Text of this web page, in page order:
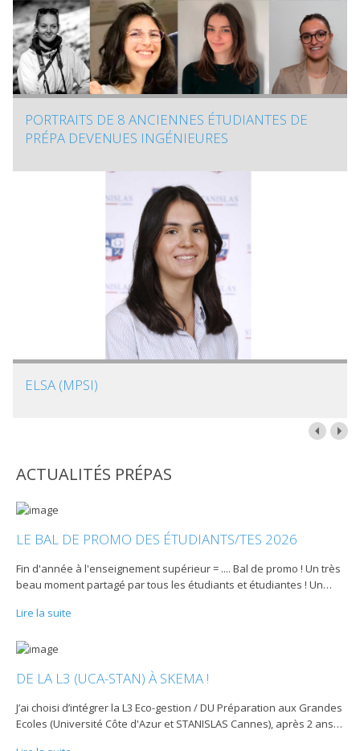
PORTRAITS DE 8 ANCIENNES ÉTUDIANTES DE
PRÉPA DEVENUES INGÉNIEURES
ELSA (MPSI)
ACTUALITÉS PRÉPAS
LE BAL DE PROMO DES ÉTUDIANTS/TES 2026
Fin d'année à l'enseignement supérieur = .... Bal de promo ! Un très
beau moment partagé par tous les étudiants et étudiantes ! Un…
Lire la suite
DE LA L3 (UCA-STAN) À SKEMA !
J’ai choisi d’intégrer la L3 Eco-gestion / DU Préparation aux Grandes
Ecoles (Université Côte d'Azur et STANISLAS Cannes), après 2 ans…